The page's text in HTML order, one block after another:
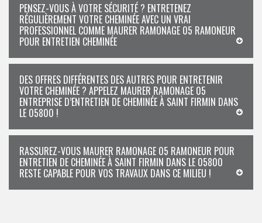
PENSEZ-VOUS À VOTRE SÉCURITÉ ? ENTRETENEZ
RÉGULIÈREMENT VOTRE CHEMINÉE AVEC UN VRAI
PROFESSIONNEL COMME MAURER RAMONAGE 05 RAMONEUR
POUR ENTRETIEN CHEMINÉE
DES OFFRES DIFFÉRENTES DES AUTRES POUR ENTRETENIR
VOTRE CHEMINÉE ? APPELEZ MAURER RAMONAGE 05
ENTREPRISE D’ENTRETIEN DE CHEMINÉE À SAINT FIRMIN DANS
LE 05800 !
RASSUREZ-VOUS MAURER RAMONAGE 05 RAMONEUR POUR
ENTRETIEN DE CHEMINÉE À SAINT FIRMIN DANS LE 05800
RESTE CAPABLE POUR VOS TRAVAUX DANS CE MILIEU !